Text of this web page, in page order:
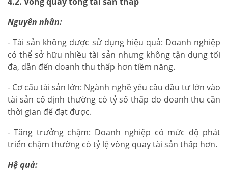
Nguyên nhân:
- Tài sản không được sử dụng hiệu quả: Doanh nghiệp
có thể sở hữu nhiều tài sản nhưng không tận dụng tối
đa, dẫn đến doanh thu thấp hơn tiềm năng.
- Cơ cấu tài sản lớn: Ngành nghề yêu cầu đầu tư lớn vào
tài sản cố định thường có tỷ số thấp do doanh thu cần
thời gian để đạt được.
- Tăng trưởng chậm: Doanh nghiệp có mức độ phát
triển chậm thường có tỷ lệ vòng quay tài sản thấp hơn.
Hệ quả: